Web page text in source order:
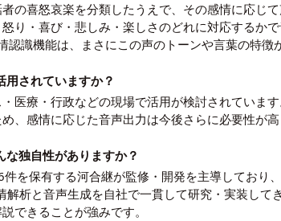
の喜怒哀楽を分類したうえで、その感情に応じ
り・喜び・悲しみ・楽しさのどれに対応するか
識機能は、まさにこの声のトーンや言葉の特徴
されていますか？
医療・行政などの現場で活用が検討されていま
、感情に応じた音声出力は今後さらに必要性が
独自性がありますか？
を保有する河合継が監修・開発を主導しており
析と音声生成を自社で一貫して研究・実装し
できることが強みです。